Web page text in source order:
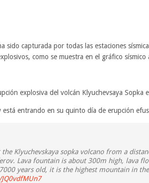
sido capturada por todas las estaciones
como se muestra en el gráfico
explosiva del volcán Klyuchevsaya Sopka
está entrando en su quinto día de erupción
Klyuchevskaya sopka volcano from a
Lava fountain is about 300m high, lava
years old, it is the highest mountain in the